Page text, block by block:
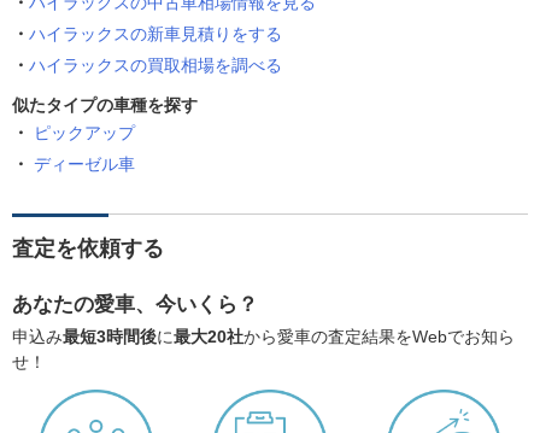
ハイラックスの新車見積りをする
ハイラックスの買取相場を調べる
似たタイプの車種を探す
ピックアップ
ディーゼル車
査定を依頼する
あなたの愛車、今いくら？
申込み最短3時間後に最大20社から愛車の査定結果をWebでお知ら
せ！